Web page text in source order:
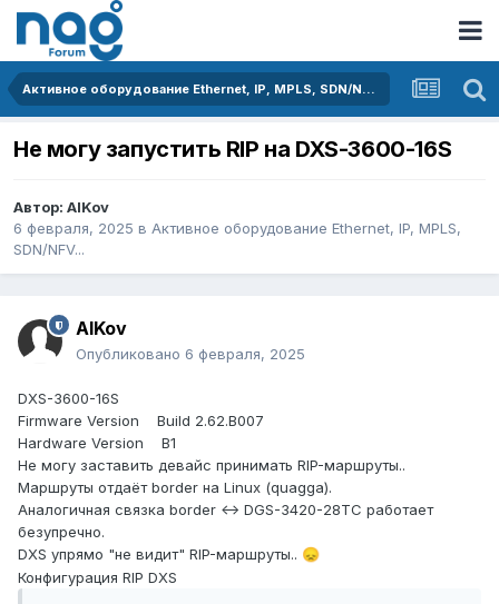
Активное оборудование Ethernet, IP, MPLS, SDN/NFV...
Не могу запустить RIP на DXS-3600-16S
Автор: AlKov
6 февраля, 2025 в Активное оборудование Ethernet, IP, MPLS,
SDN/NFV...
AlKov
Опубликовано 6 февраля, 2025
DXS-3600-16S
Firmware Version Build 2.62.B007
Hardware Version B1
Не могу заставить девайс принимать RIP-маршруты..
Маршруты отдаёт border на Linux (quagga).
Аналогичная связка border <-> DGS-3420-28TC работает
безупречно.
DXS упрямо "не видит" RIP-маршруты.. 😞
Конфигурация RIP DXS